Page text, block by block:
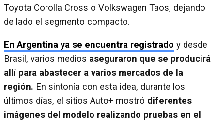
Toyota Corolla Cross o Volkswagen Taos, dejando
de lado el segmento compacto.
En Argentina ya se encuentra registrado y desde
Brasil, varios medios aseguraron que se producirá
allí para abastecer a varios mercados de la
región. En sintonía con esta idea, durante los
últimos días, el sitios Auto+ mostró diferentes
imágenes del modelo realizando pruebas en el